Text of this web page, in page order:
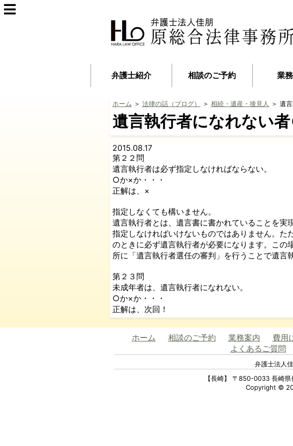
弁護士紹介 相談のご予約 業
ホーム ＞ 法律の話（ブログ） ＞ 相続・遺産・後見人 ＞ 遺
遺言執行者になれない者
2015.08.17
第２２問
遺言執行者は必ず指定しなければならない。
○か×か・・・
正解は、×
指定しなくても構いません。
遺言執行者とは、遺言書に書かれていることを
指定しなければいけないものではありません。
のときに必ず遺言執行者が必要になります。こ
所に「遺言執行者選任の審判」を行うことで遺言
第２３問
未成年者は、遺言執行者になれない。
○か×か・・・
正解は、次回！
ホーム 相談のご予約 業務案内 費用
よくあるご質問
弁護士法人
【長崎】 〒850-0033 長崎
Copyright ©